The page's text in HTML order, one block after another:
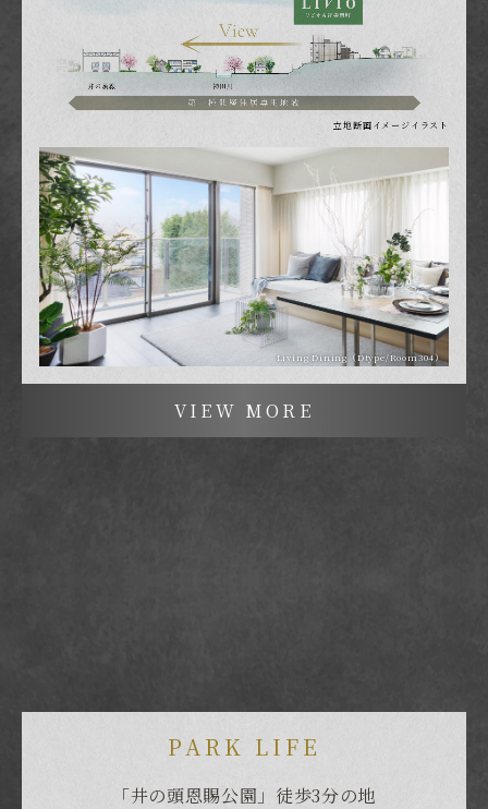
立地断面イメージイラスト
Living Dining（Dtype/Room304）
VIEW MORE
PARK LIFE
「井の頭恩賜公園」徒歩3分の地